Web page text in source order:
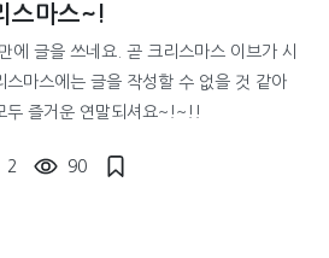
스마스~!
에 글을 쓰네요. 곧 크리스마스 이브가 시
스마스에는 글을 작성할 수 없을 것 같아
두 즐거운 연말되셔요~!~!!
2 90